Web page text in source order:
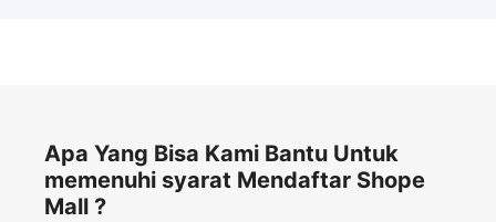
Apa Yang Bisa Kami Bantu Untuk
memenuhi syarat Mendaftar Shope
Mall ?